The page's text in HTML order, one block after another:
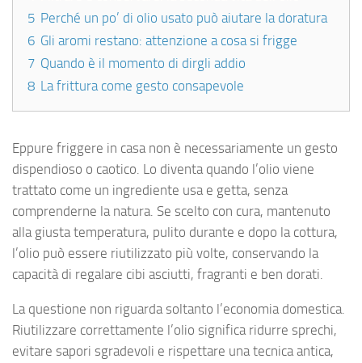
5 Perché un po’ di olio usato può aiutare la doratura
6 Gli aromi restano: attenzione a cosa si frigge
7 Quando è il momento di dirgli addio
8 La frittura come gesto consapevole
Eppure friggere in casa non è necessariamente un gesto
dispendioso o caotico. Lo diventa quando l’olio viene
trattato come un ingrediente usa e getta, senza
comprenderne la natura. Se scelto con cura, mantenuto
alla giusta temperatura, pulito durante e dopo la cottura,
l’olio può essere riutilizzato più volte, conservando la
capacità di regalare cibi asciutti, fragranti e ben dorati.
La questione non riguarda soltanto l’economia domestica.
Riutilizzare correttamente l’olio significa ridurre sprechi,
evitare sapori sgradevoli e rispettare una tecnica antica,